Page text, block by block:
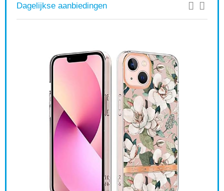
Dagelijkse aanbiedingen